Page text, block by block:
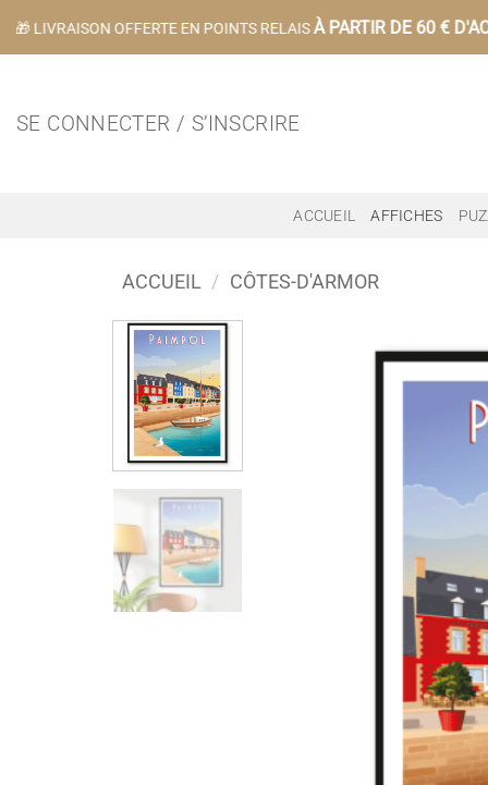
🎁 LIVRAISON OFFERTE EN POINTS RELAISÀ PARTIR DE 60 €
SE CONNECTER / S’INSCRIRE
ACCUEIL AFFICHES
ACCUEIL / CÔTES-D'ARMOR